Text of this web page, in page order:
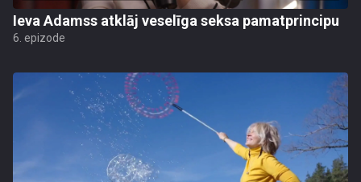
Ieva Adamss atklāj veselīga seksa pamatprincipu
6. epizode